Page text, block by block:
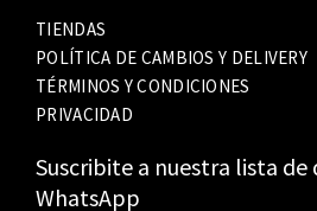
TIENDAS
POLÍTICA DE CAMBIOS Y DELIVERY
TÉRMINOS Y CONDICIONES
PRIVACIDAD
Suscribite a nuestra lista de
WhatsApp